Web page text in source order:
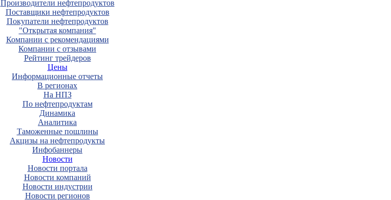
Производители нефтепродуктов
Поставщики нефтепродуктов
Покупатели нефтепродуктов
"Открытая компания"
Компании с рекомендациями
Компании с отзывами
Рейтинг трейдеров
Цены
Информационные отчеты
В регионах
На НПЗ
По нефтепродуктам
Динамика
Аналитика
Таможенные пошлины
Акцизы на нефтепродукты
Инфобаннеры
Новости
Новости портала
Новости компаний
Новости индустрии
Новости регионов